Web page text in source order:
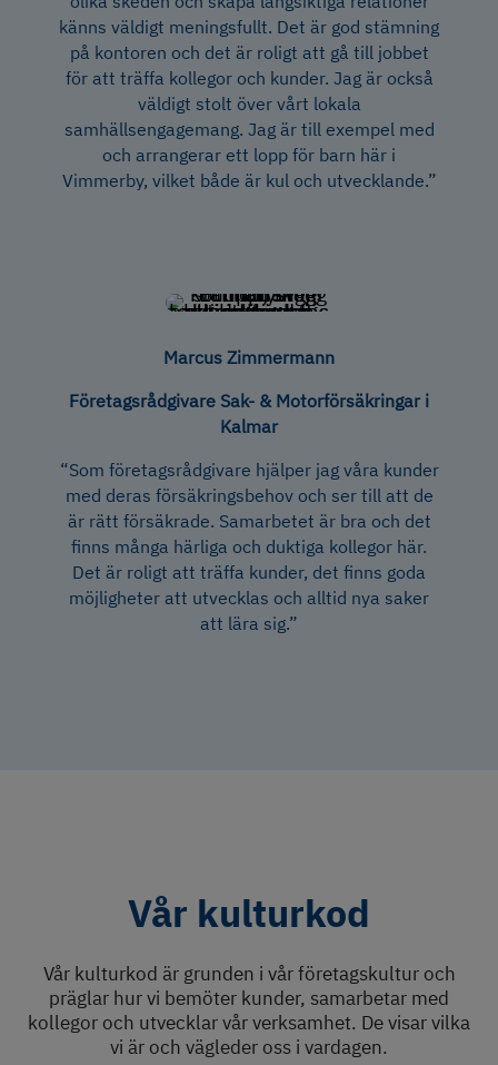
känns väldigt meningsfullt. Det är god stämning
på kontoren och det är roligt att gå till jobbet
för att träffa kollegor och kunder. Jag är också
väldigt stolt över vårt lokala
samhällsengagemang. Jag är till exempel med
och arrangerar ett lopp för barn här i
Vimmerby, vilket både är kul och utvecklande.”
Marcus Zimmermann
Företagsrådgivare Sak- & Motorförsäkringar i
Kalmar
“Som företagsrådgivare hjälper jag våra kunder
med deras försäkringsbehov och ser till att de
är rätt försäkrade. Samarbetet är bra och det
finns många härliga och duktiga kollegor här.
Det är roligt att träffa kunder, det finns goda
möjligheter att utvecklas och alltid nya saker
att lära sig.”
Vår kulturkod
Vår kulturkod är grunden i vår företagskultur och
präglar hur vi bemöter kunder, samarbetar med
kollegor och utvecklar vår verksamhet. De visar vilka
vi är och vägleder oss i vardagen.